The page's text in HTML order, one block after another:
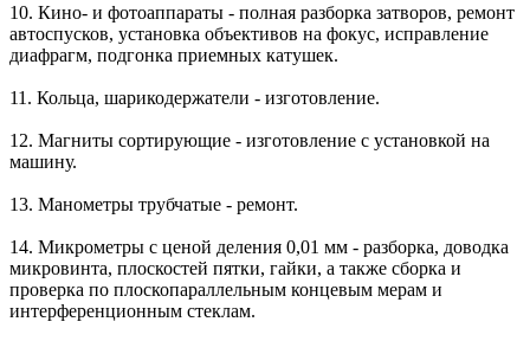
10. Кино- и фотоаппараты - полная разборка затворов, ремонт
автоспусков, установка объективов на фокус, исправление
диафрагм, подгонка приемных катушек.
11. Кольца, шарикодержатели - изготовление.
12. Магниты сортирующие - изготовление с установкой на
машину.
13. Манометры трубчатые - ремонт.
14. Микрометры с ценой деления 0,01 мм - разборка, доводка
микровинта, плоскостей пятки, гайки, а также сборка и
проверка по плоскопараллельным концевым мерам и
интерференционным стеклам.